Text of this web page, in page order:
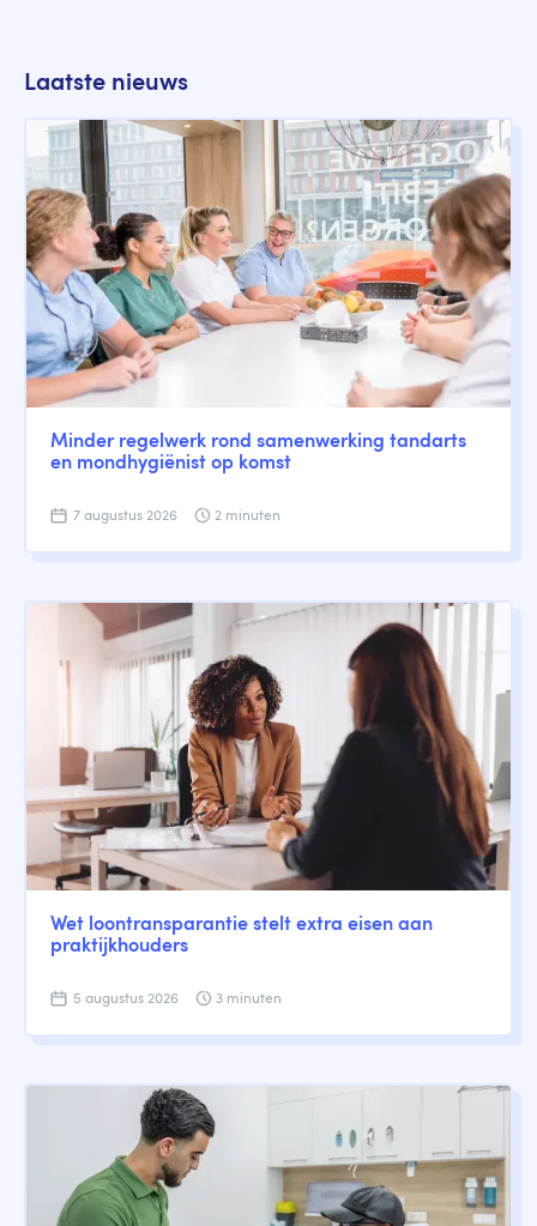
Laatste nieuws
Minder regelwerk rond samenwerking tandarts
en mondhygiënist op komst
7 augustus 2026 2 minuten
Wet loontransparantie stelt extra eisen aan
praktijkhouders
5 augustus 2026 3 minuten